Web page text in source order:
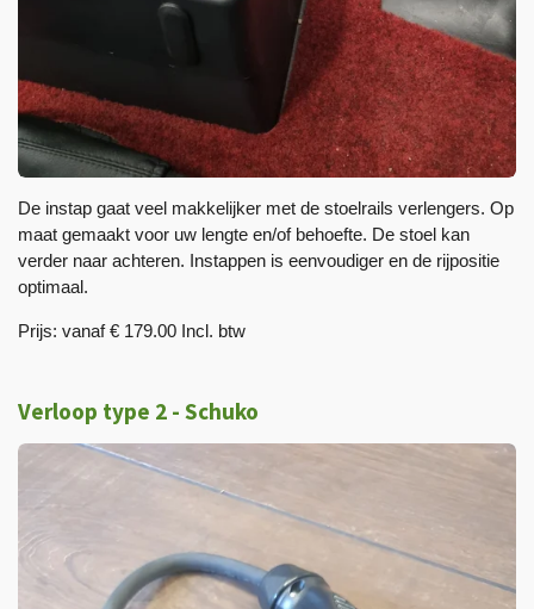
De instap gaat veel makkelijker met de stoelrails verlengers. Op
maat gemaakt voor uw lengte en/of behoefte. De stoel kan
verder naar achteren. Instappen is eenvoudiger en de rijpositie
optimaal.
Prijs: vanaf € 179.00 Incl. btw
Verloop type 2 - Schuko